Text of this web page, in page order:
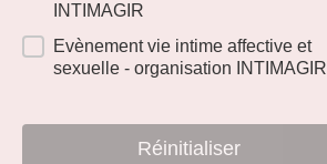
INTIMAGIR
Evènement vie intime affective et
sexuelle - organisation INTIMAGIR
Réinitialiser